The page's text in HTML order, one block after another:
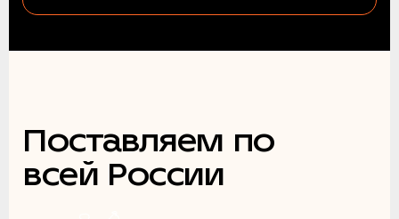
Поставляем по
всей России